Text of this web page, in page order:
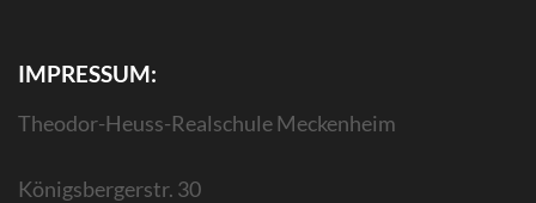
IMPRESSUM:
Theodor-Heuss-Realschule Meckenheim
Königsbergerstr. 30